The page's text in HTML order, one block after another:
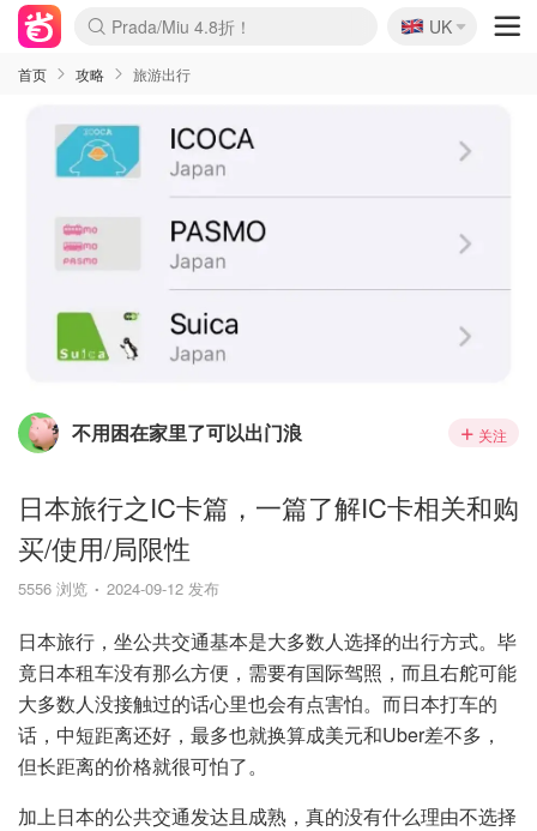
麦卢卡蜂蜜夏促！个位数！
Prada/Miu 4.8折！
啥？必胜客披萨5折！
🇬🇧
UK
首页 攻略 旅游出行
不用困在家里了可以出门浪 关注
日本旅行之IC卡篇，一篇了解IC卡相关和购
买/使用/局限性
5556 浏览 2024-09-12 发布
日本旅行，坐公共交通基本是大多数人选择的出行方式。毕
竟日本租车没有那么方便，需要有国际驾照，而且右舵可能
大多数人没接触过的话心里也会有点害怕。而日本打车的
话，中短距离还好，最多也就换算成美元和Uber差不多，
但长距离的价格就很可怕了。
加上日本的公共交通发达且成熟，真的没有什么理由不选择